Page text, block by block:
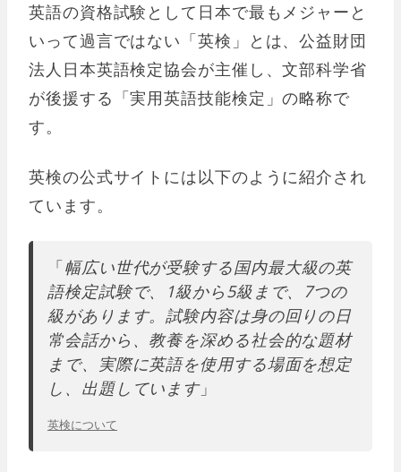
英語の資格試験として日本で最もメジャーと
いって過言ではない「英検」とは、公益財団
法人日本英語検定協会が主催し、文部科学省
が後援する「実用英語技能検定」の略称で
す。
英検の公式サイトには以下のように紹介され
ています。
「幅広い世代が受験する国内最大級の英
語検定試験で、1級から5級まで、7つの
級があります。試験内容は身の回りの日
常会話から、教養を深める社会的な題材
まで、実際に英語を使用する場面を想定
し、出題しています」
英検について